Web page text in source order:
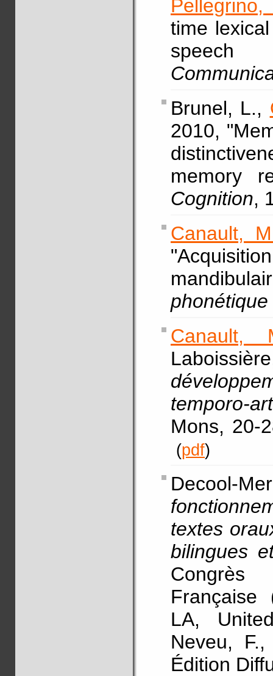
Pellegrino,
time
speech
Brunel, L.,
2010,
memory
Cognition,
Canault,
Canault,
temporo-
Mons, 20-
(pdf)
Decool-
textes
bilingues
Française
LA,
Neveu,
Édition